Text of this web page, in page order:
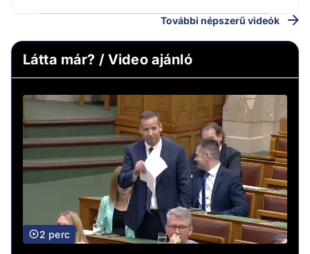
További népszerű videók
Látta már? / Video ajánló
2 perc